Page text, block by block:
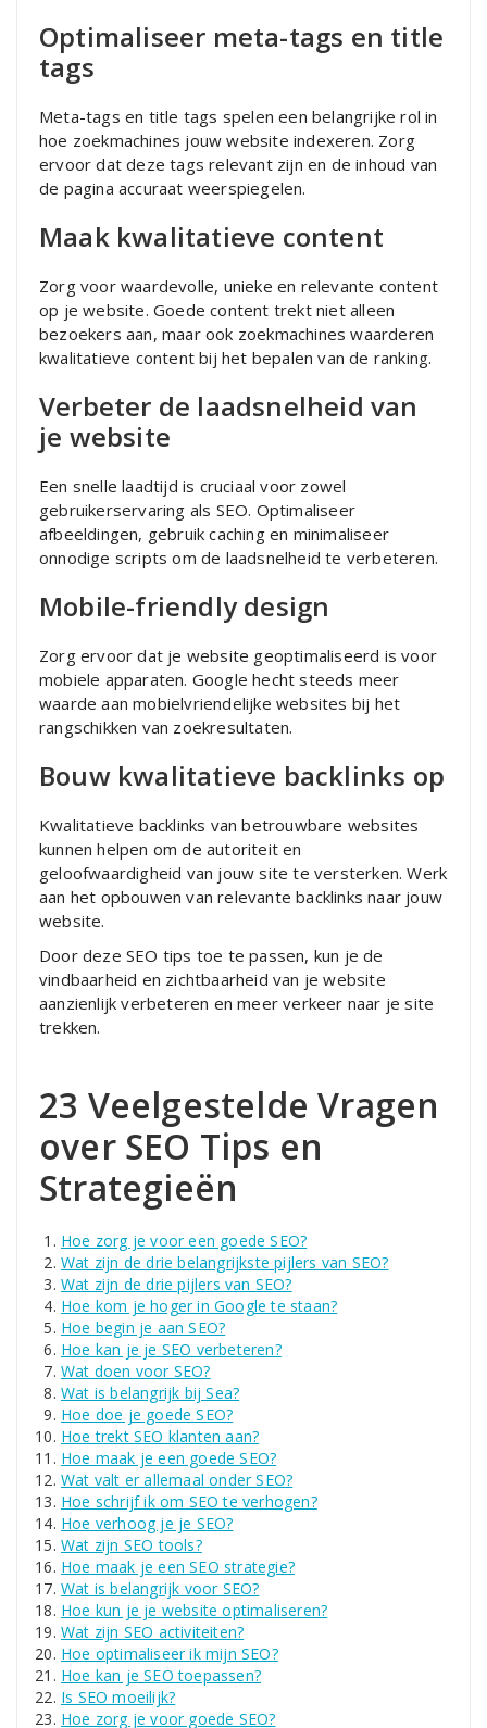
Optimaliseer meta-tags en title
tags
Meta-tags en title tags spelen een belangrijke rol in
hoe zoekmachines jouw website indexeren. Zorg
ervoor dat deze tags relevant zijn en de inhoud van
de pagina accuraat weerspiegelen.
Maak kwalitatieve content
Zorg voor waardevolle, unieke en relevante content
op je website. Goede content trekt niet alleen
bezoekers aan, maar ook zoekmachines waarderen
kwalitatieve content bij het bepalen van de ranking.
Verbeter de laadsnelheid van
je website
Een snelle laadtijd is cruciaal voor zowel
gebruikerservaring als SEO. Optimaliseer
afbeeldingen, gebruik caching en minimaliseer
onnodige scripts om de laadsnelheid te verbeteren.
Mobile-friendly design
Zorg ervoor dat je website geoptimaliseerd is voor
mobiele apparaten. Google hecht steeds meer
waarde aan mobielvriendelijke websites bij het
rangschikken van zoekresultaten.
Bouw kwalitatieve backlinks op
Kwalitatieve backlinks van betrouwbare websites
kunnen helpen om de autoriteit en
geloofwaardigheid van jouw site te versterken. Werk
aan het opbouwen van relevante backlinks naar jouw
website.
Door deze SEO tips toe te passen, kun je de
vindbaarheid en zichtbaarheid van je website
aanzienlijk verbeteren en meer verkeer naar je site
trekken.
23 Veelgestelde Vragen
over SEO Tips en
Strategieën
Hoe zorg je voor een goede SEO?
Wat zijn de drie belangrijkste pijlers van SEO?
Wat zijn de drie pijlers van SEO?
Hoe kom je hoger in Google te staan?
Hoe begin je aan SEO?
Hoe kan je je SEO verbeteren?
Wat doen voor SEO?
Wat is belangrijk bij Sea?
Hoe doe je goede SEO?
Hoe trekt SEO klanten aan?
Hoe maak je een goede SEO?
Wat valt er allemaal onder SEO?
Hoe schrijf ik om SEO te verhogen?
Hoe verhoog je je SEO?
Wat zijn SEO tools?
Hoe maak je een SEO strategie?
Wat is belangrijk voor SEO?
Hoe kun je je website optimaliseren?
Wat zijn SEO activiteiten?
Hoe optimaliseer ik mijn SEO?
Hoe kan je SEO toepassen?
Is SEO moeilijk?
Hoe zorg je voor goede SEO?